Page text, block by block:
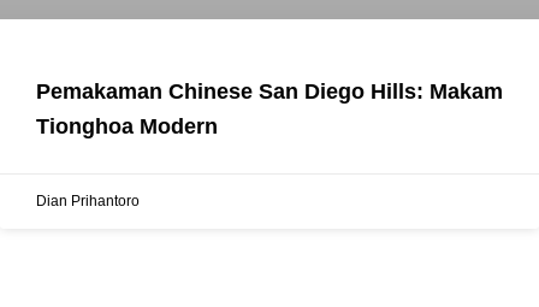
Pemakaman Chinese San Diego Hills: Makam
Tionghoa Modern
Dian Prihantoro